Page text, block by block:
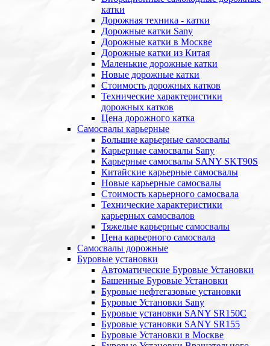
катки
Дорожная техника - катки
Дорожные катки Sany
Дорожные катки в Москве
Дорожные катки из Китая
Маленькие дорожные катки
Новые дорожные катки
Стоимость дорожных катков
Технические характеристики
дорожных катков
Цена дорожного катка
Самосвалы карьерные
Большие карьерные самосвалы
Карьерные самосвалы Sany
Карьерные самосвалы SANY SKT90S
Китайские карьерные самосвалы
Новые карьерные самосвалы
Стоимость карьерного самосвала
Технические характеристики
карьерных самосвалов
Тяжелые карьерные самосвалы
Цена карьерного самосвала
Самосвалы дорожные
Буровые установки
Автоматические Буровые Установки
Башенные Буровые Установки
Буровые нефтегазовые установки
Буровые Установки Sany
Буровые установки SANY SR150C
Буровые установки SANY SR155
Буровые Установки в Москве